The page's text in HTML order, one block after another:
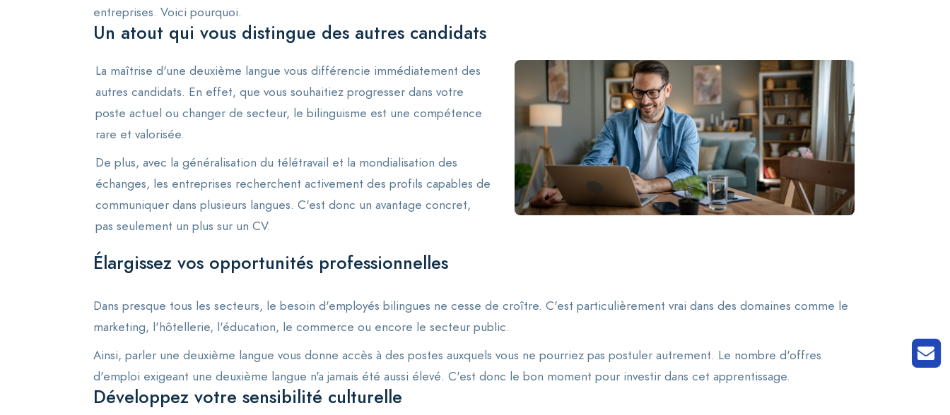
entreprises. Voici pourquoi.
Un atout qui vous distingue des autres candidats
La maîtrise d'une deuxième langue vous différencie immédiatement des
autres candidats. En effet, que vous souhaitiez progresser dans votre
poste actuel ou changer de secteur, le bilinguisme est une compétence
rare et valorisée.
De plus, avec la généralisation du télétravail et la mondialisation des
échanges, les entreprises recherchent activement des profils capables de
communiquer dans plusieurs langues. C'est donc un avantage concret,
pas seulement un plus sur un CV.
Élargissez vos opportunités professionnelles
Dans presque tous les secteurs, le besoin d'employés bilingues ne cesse de croître. C'est particulièrement vrai dans des domaines comme le
marketing, l'hôtellerie, l'éducation, le commerce ou encore le secteur public.
Ainsi, parler une deuxième langue vous donne accès à des postes auxquels vous ne pourriez pas postuler autrement. Le nombre d'offres
d'emploi exigeant une deuxième langue n'a jamais été aussi élevé. C'est donc le bon moment pour investir dans cet apprentissage.
Développez votre sensibilité culturelle